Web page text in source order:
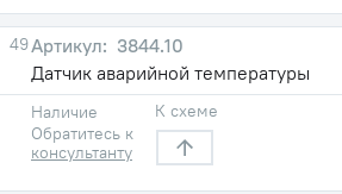
49
3844.10
Датчик аварийной температуры
Наличие
Обратитесь к
консультанту
К схеме